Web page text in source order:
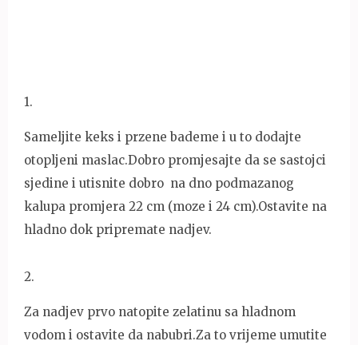
1.
Sameljite keks i przene bademe i u to dodajte
otopljeni maslac.Dobro promjesajte da se sastojci
sjedine i utisnite dobro na dno podmazanog
kalupa promjera 22 cm (moze i 24 cm).Ostavite na
hladno dok pripremate nadjev.
2.
Za nadjev prvo natopite zelatinu sa hladnom
vodom i ostavite da nabubri.Za to vrijeme umutite